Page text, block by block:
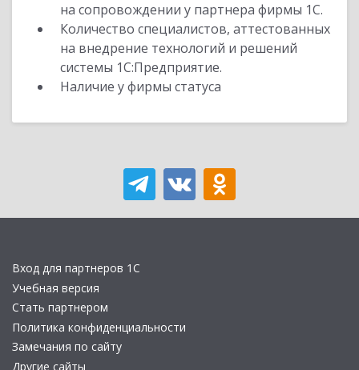
на сопровождении у партнера фирмы 1С.
Количество специалистов, аттестованных
на внедрение технологий и решений
системы 1С:Предприятие.
Наличие у фирмы статуса
Вход для партнеров 1С
Учебная версия
Стать партнером
Политика конфиденциальности
Замечания по сайту
Другие сайты